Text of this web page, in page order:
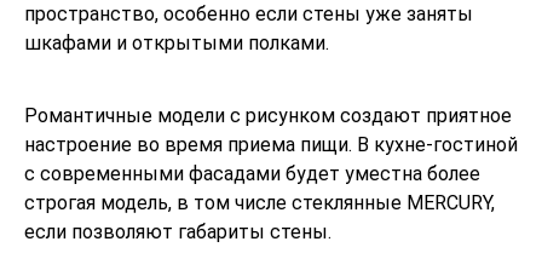
пространство, особенно если стены уже заняты
шкафами и открытыми полками.
Романтичные модели с рисунком создают приятное
настроение во время приема пищи. В кухне‑гостиной
с современными фасадами будет уместна более
строгая модель, в том числе стеклянные MERCURY,
если позволяют габариты стены.